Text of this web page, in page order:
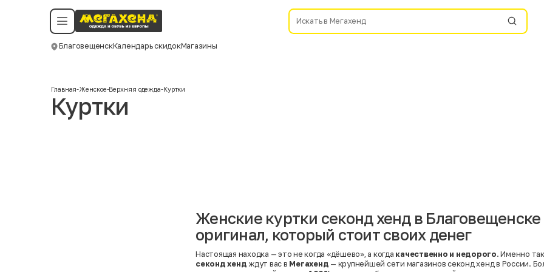
БлаговещенскКалендарь скидокМагазины
Политика конфиденциальности
©️ Мегахенд 2026. Все права защищены.
Смотреть все даты
Главная-Женское-Верхняя одежда-Куртки
Куртки
Женские куртки секонд хенд в
оригинал, который стоит своих денег
Настоящая находка — это не когда «дёшево», а когда качественно и недорого. Именно
секонд хенд ждут вас в Мегахенд — крупнейшей сети магазинов секонд хенд в России.
Москва